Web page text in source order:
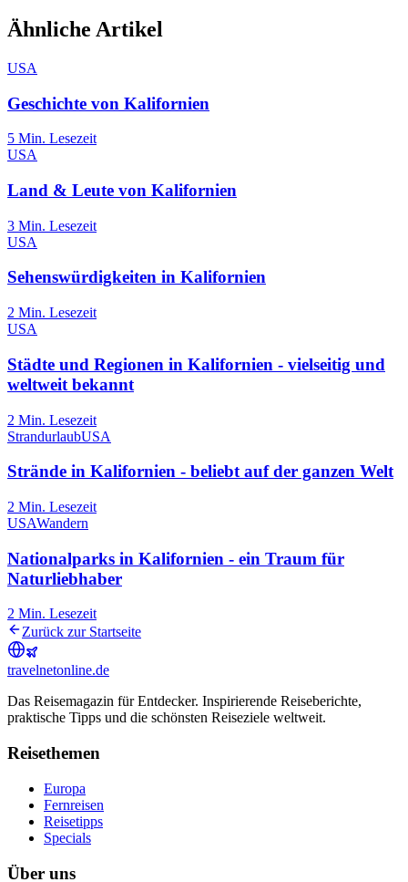
Ähnliche Artikel
USA
Geschichte von Kalifornien
5 Min. Lesezeit
USA
Land & Leute von Kalifornien
3 Min. Lesezeit
USA
Sehenswürdigkeiten in Kalifornien
2 Min. Lesezeit
USA
Städte und Regionen in Kalifornien - vielseitig und
weltweit bekannt
2 Min. Lesezeit
StrandurlaubUSA
Strände in Kalifornien - beliebt auf der ganzen Welt
2 Min. Lesezeit
USAWandern
Nationalparks in Kalifornien - ein Traum für
Naturliebhaber
2 Min. Lesezeit
Zurück zur Startseite
travelnetonline.de
Das Reisemagazin für Entdecker. Inspirierende Reiseberichte,
praktische Tipps und die schönsten Reiseziele weltweit.
Reisethemen
Europa
Fernreisen
Reisetipps
Specials
Über uns